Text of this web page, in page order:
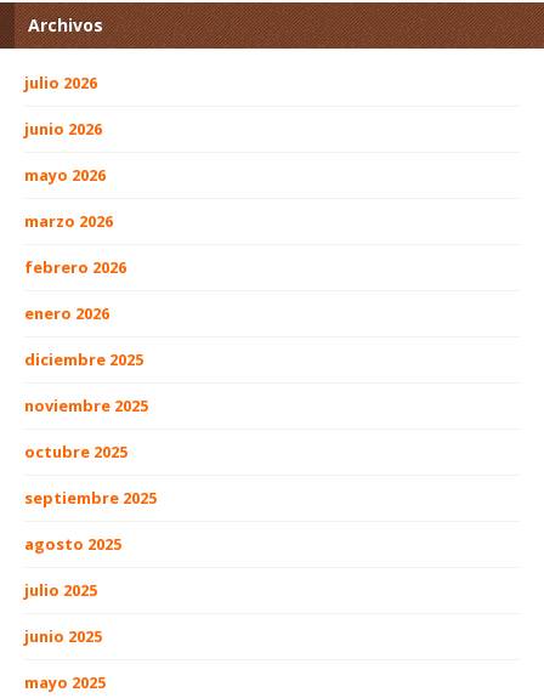
Archivos
julio 2026
junio 2026
mayo 2026
marzo 2026
febrero 2026
enero 2026
diciembre 2025
noviembre 2025
octubre 2025
septiembre 2025
agosto 2025
julio 2025
junio 2025
mayo 2025